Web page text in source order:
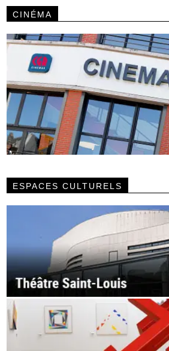
CINÉMA
ESPACES CULTURELS